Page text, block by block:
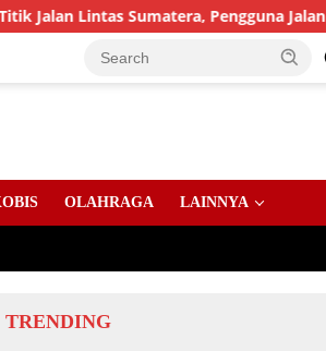
Sumatera, Pengguna Jalan diimbau
OLAHRAGA LAINNYA
TRENDING